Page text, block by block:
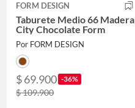
FORM DESIGN
Taburete Medio 66 Madera
City Chocolate Form
Por FORM DESIGN
$ 69.900 -36%
$ 109.900